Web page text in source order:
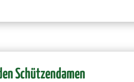
Schützendamen